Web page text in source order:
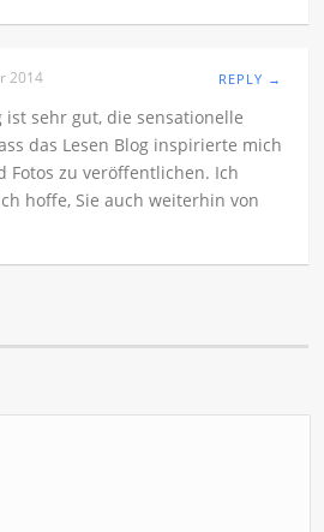
2014 REPLY →
ist sehr gut, die sensationelle
das Lesen Blog inspirierte mich
Fotos zu veröffentlichen. Ich
hoffe, Sie auch weiterhin von